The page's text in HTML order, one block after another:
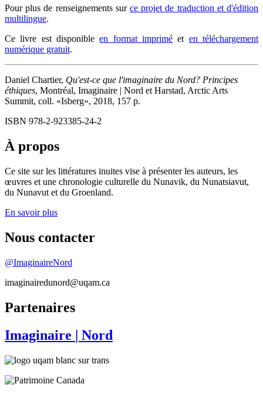
Pour plus de renseignements sur ce projet de traduction et d'édition
multilingue.
Ce livre est disponibleen format imprimé et en téléchargement
numérique gratuit.
Daniel Chartier, Qu'est-ce que l'imaginaire du Nord? Principes
éthiques, Montréal, Imaginaire | Nord et Harstad, Arctic Arts
Summit, coll. «Isberg», 2018, 157 p.
ISBN 978-2-923385-24-2
À propos
Ce site sur les littératures inuites vise à présenter les auteurs, les
œuvres et une chronologie culturelle du Nunavik, du Nunatsiavut,
du Nunavut et du Groenland.
En savoir plus
Nous contacter
@ImaginaireNord
imaginairedunord@uqam.ca
Partenaires
Imaginaire | Nord